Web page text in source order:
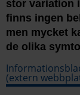
stor variation
finns ingen
men mycket
de olika
(extern